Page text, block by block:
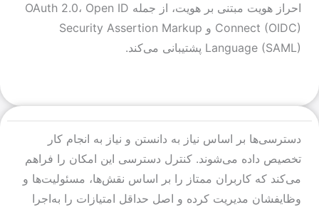
احراز هویت مبتنی بر هویت، از جمله OAuth 2.0، Open ID
Connect (OIDC) و Security Assertion Markup
Language (SAML) پشتیبانی می‌کند.
دسترسی‌ها بر اساس نیاز به دانستن و نیاز به انجام کار
تخصیص داده می‌شوند. کنترل دسترسی این امکان را فراهم
می‌کند که کاربران ممتاز را بر اساس نقش‌ها، مسئولیت‌ها و
وظایفشان مدیریت کرده و اصل حداقل امتیازات را به‌اجرا